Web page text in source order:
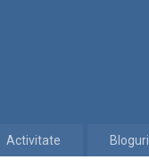
Activitate Bloguri